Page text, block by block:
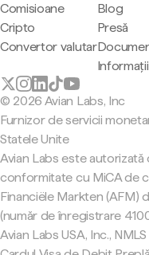
Comisioane
Cripto
Convertor valutar
Blog
Presă
© 2026 Avian Labs, Inc
Furnizor de servicii
Statele Unite
Avian Labs este autorizată
conformitate cu MiCA de
Financiële Markten (AFM)
(număr de înregistrare
Avian Labs USA, Inc.,